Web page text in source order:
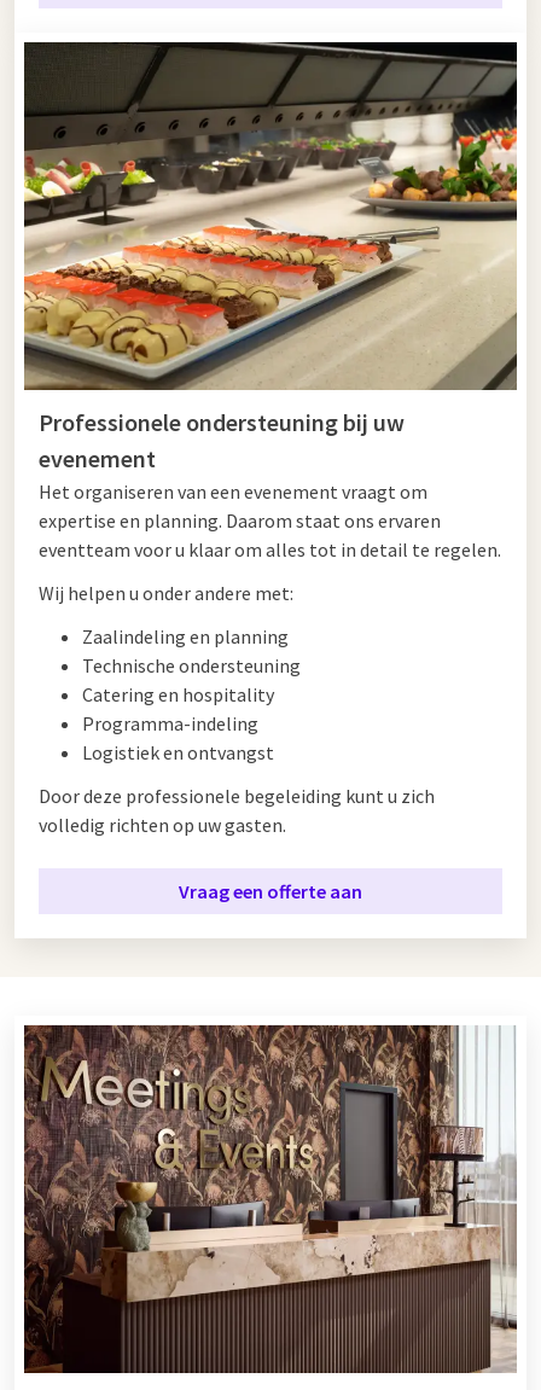
Professionele ondersteuning bij uw
evenement
Het organiseren van een evenement vraagt om
expertise en planning. Daarom staat ons ervaren
eventteam voor u klaar om alles tot in detail te regelen.
Wij helpen u onder andere met:
Zaalindeling en planning
Technische ondersteuning
Catering en hospitality
Programma-indeling
Logistiek en ontvangst
Door deze professionele begeleiding kunt u zich
volledig richten op uw gasten.
Vraag een offerte aan